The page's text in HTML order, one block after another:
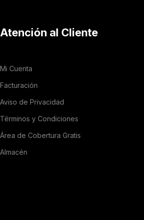
Atención al Cliente
Mi Cuenta
Facturación
Aviso de Privacidad
Términos y Condiciones
Área de Cobertura Gratis
Almacén